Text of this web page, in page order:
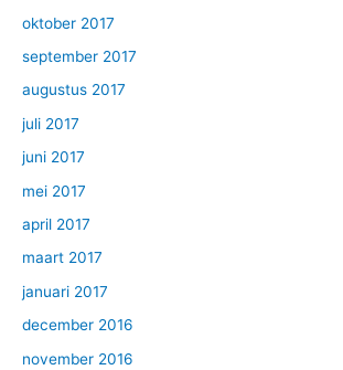
oktober 2017
september 2017
augustus 2017
juli 2017
juni 2017
mei 2017
april 2017
maart 2017
januari 2017
december 2016
november 2016